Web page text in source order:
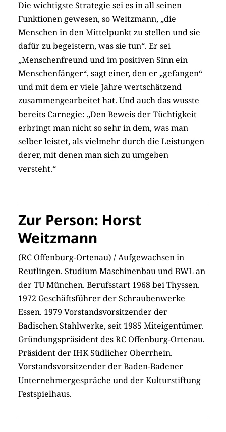
Die wichtigste Strategie sei es in all seinen
Funktionen gewesen, so Weitzmann, „die
Menschen in den Mittelpunkt zu stellen und sie
dafür zu begeistern, was sie tun“. Er sei
„Menschenfreund und im positiven Sinn ein
Menschenfänger“, sagt einer, den er „gefangen“
und mit dem er viele Jahre wertschätzend
zusammengearbeitet hat. Und auch das wusste
bereits Carnegie: „Den Beweis der Tüchtigkeit
erbringt man nicht so sehr in dem, was man
selber leistet, als vielmehr durch die Leistungen
derer, mit denen man sich zu umgeben
versteht.“
Zur Person: Horst
Weitzmann
(RC Offenburg-Ortenau) / Aufgewachsen in
Reutlingen. Studium Maschinenbau und BWL an
der TU München. Berufsstart 1968 bei Thyssen.
1972 Geschäftsführer der Schraubenwerke
Essen. 1979 Vorstandsvorsitzender der
Badischen Stahlwerke, seit 1985 Miteigentümer.
Gründungspräsident des RC Offenburg-Ortenau.
Präsident der IHK Südlicher Oberrhein.
Vorstandsvorsitzender der Baden-Badener
Unternehmergespräche und der Kulturstiftung
Festspielhaus.